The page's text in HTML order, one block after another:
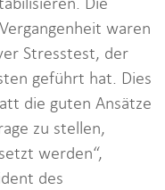
waren
Stresstest, der
geführt hat. Dies
die guten Ansätze
zu stellen,
werden“,
des